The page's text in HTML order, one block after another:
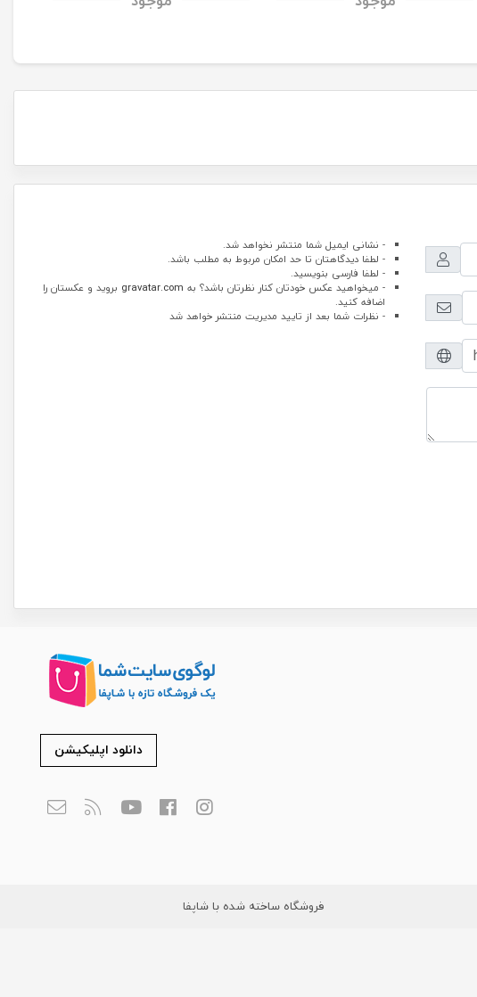
- نشانی ایمیل شما منتشر نخواهد شد.
- لطفا دیدگاهتان تا حد امکان مربوط به مطلب باشد.
- لطفا فارسی بنویسید.
- میخواهید عکس خودتان کنار نظرتان باشد؟ به gravatar.com بروید و عکستان را
اضافه کنید.
- نظرات شما بعد از تایید مدیریت منتشر خواهد شد
دانلود اپلیکیشن
فروشگاه ساخته شده با شاپفا